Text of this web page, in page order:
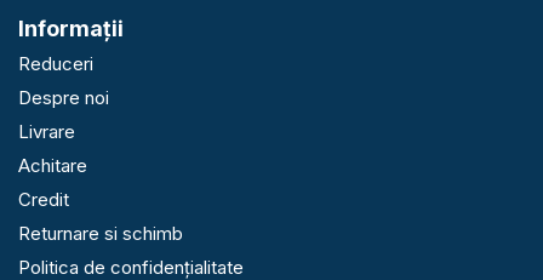
Informaţii
Reduceri
Despre noi
Livrare
Achitare
Credit
Returnare si schimb
Politica de confidențialitate